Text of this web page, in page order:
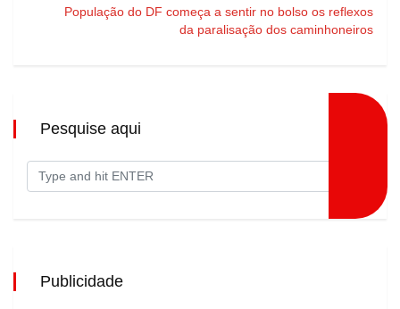
População do DF começa a sentir no bolso os reflexos
da paralisação dos caminhoneiros
Pesquise aqui
Publicidade